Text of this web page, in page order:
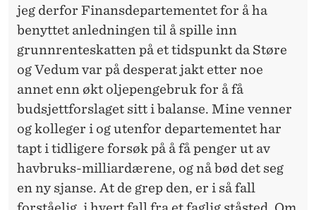
jeg derfor Finansdepartementet for å ha
benyttet anledningen til å spille inn
grunnrenteskatten på et tidspunkt da Støre
og Vedum var på desperat jakt etter noe
annet enn økt oljepengebruk for å få
budsjettforslaget sitt i balanse. Mine venner
og kolleger i og utenfor departementet har
tapt i tidligere forsøk på å få penger ut av
havbruks-milliardærene, og nå bød det seg
en ny sjanse. At de grep den, er i så fall